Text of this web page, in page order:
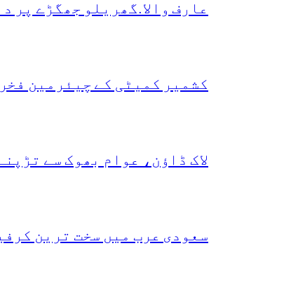
عارف والا.گھریلو جھگڑے پر
کشمیر کمیٹی کے چیئرمین
لاک ڈاؤن، عوام بھوک سے
سعودی عرب میں سخت ترین